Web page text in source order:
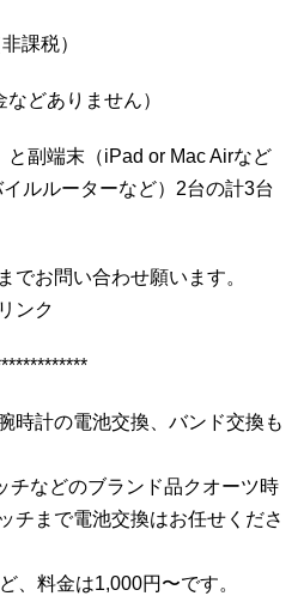
課税）
どありません）
副端末（iPad or Mac Airなど
ルルーターなど）2台の計3台
お問い合わせ願います。
ンク
時計の電池交換、バンド交換も
チなどのブランド品クオーツ時
チまで電池交換はお任せくださ
、料金は1,000円〜です。